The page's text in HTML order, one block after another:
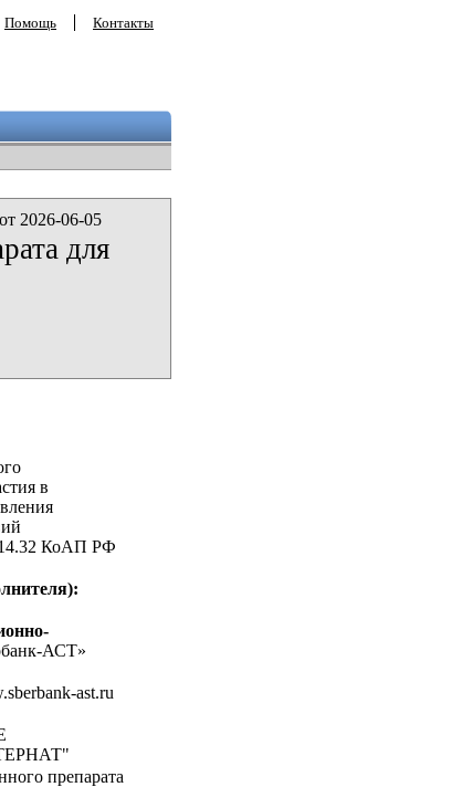
Помощь Контакты
2026-06-05
для
в
14.32 КоАП РФ
АСТ»
ast.ru
препарата